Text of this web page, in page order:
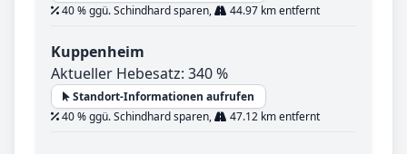
40 % ggü. Schindhard sparen,
44.97 km entfernt
Kuppenheim
Aktueller Hebesatz: 340 %
Standort-Informationen aufrufen
40 % ggü. Schindhard sparen,
47.12 km entfernt